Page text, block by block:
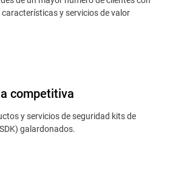
y servicios de valor
competitiva
y servicios de seguridad kits de
galardonados.